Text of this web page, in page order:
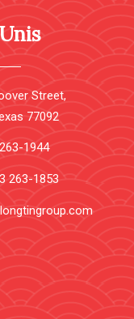
Street,
77092
1944
263-1853